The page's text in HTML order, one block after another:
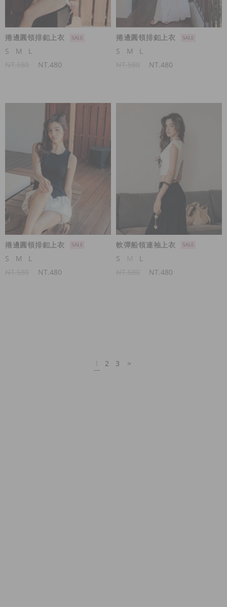
捲邊圓領排釦上衣
S
M
L
NT.480
捲邊圓領排釦上衣
S
M
L
NT.480
捲邊圓領排釦上衣
S
M
L
NT.480
軟彈船領連袖上衣
S
L
NT.480
1 2 3